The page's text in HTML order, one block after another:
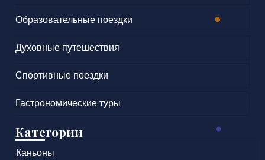
Образовательные поездки
Духовные путешествия
Спортивные поездки
Гастрономические туры
Категории
Каньоны